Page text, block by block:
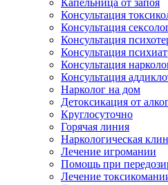
Капельница от запоя
Консультация
Консультация
Консультация
Консультация
Консультация
Консультация
Нарколог на дом
Детоксикация от
Круглосуточно
Горячая линия
Наркологическая
Лечение игромании
Помощь при
Лечение